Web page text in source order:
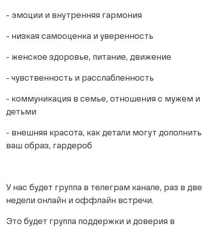
- эмоции и внутренняя гармония
- низкая самооценка и уверенность
- женское здоровье, питание, движение
- чувственность и расслабленность
- коммуникация в семье, отношения с мужем и
детьми
- внешняя красота, как детали могут дополнить
ваш образ, гардероб
У нас будет группа в телеграм канале, раз в две
недели онлайн и оффлайн встречи.
Это будет группа поддержки и доверия в